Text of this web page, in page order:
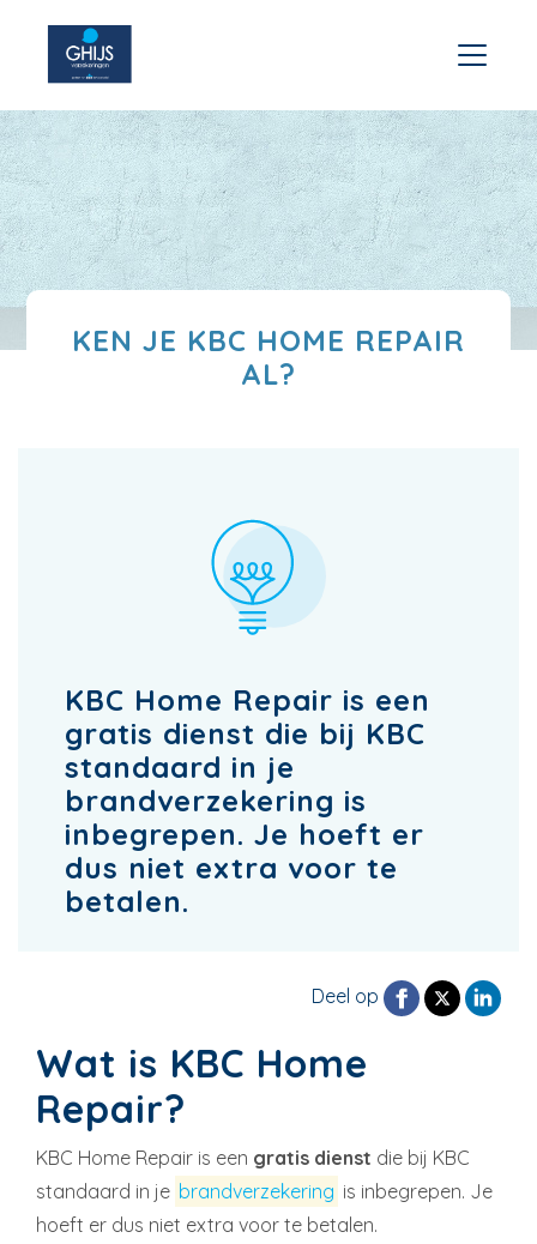
KEN JE KBC HOME REPAIR
AL?
KBC Home Repair is een
gratis dienst die bij KBC
standaard in je
brandverzekering is
inbegrepen. Je hoeft er
dus niet extra voor te
betalen.
Deel op
Wat is KBC Home
Repair?
KBC Home Repair is een gratis dienst die bij KBC
standaard in je brandverzekering is inbegrepen. Je
hoeft er dus niet extra voor te betalen.